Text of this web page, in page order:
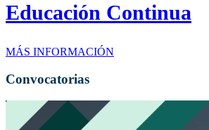
Educación Continua
MÁS INFORMACIÓN
Convocatorias